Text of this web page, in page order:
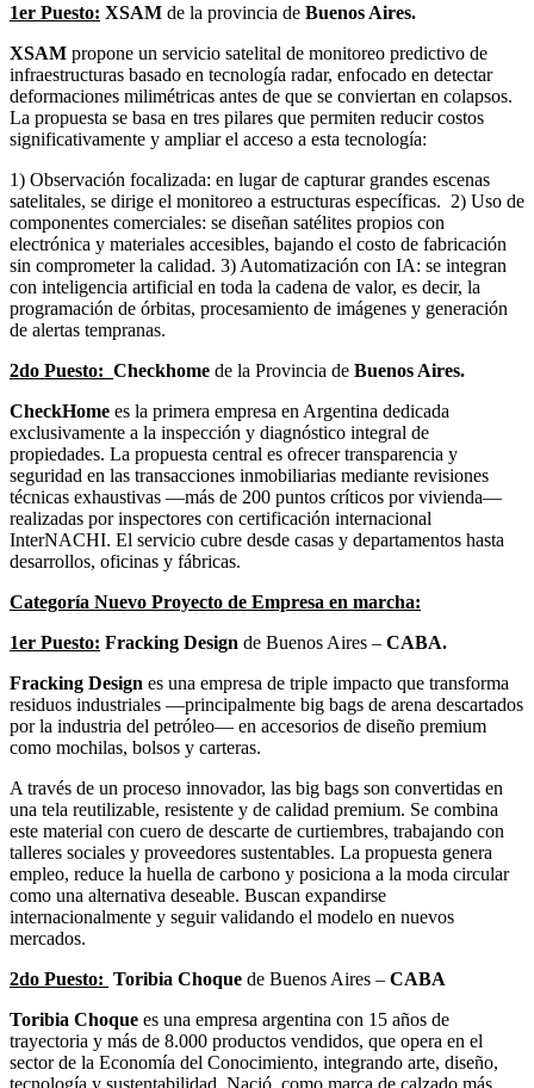
1er Puesto: XSAM de la provincia de Buenos Aires.
XSAM propone un servicio satelital de monitoreo predictivo de
infraestructuras basado en tecnología radar, enfocado en detectar
deformaciones milimétricas antes de que se conviertan en colapsos.
La propuesta se basa en tres pilares que permiten reducir costos
significativamente y ampliar el acceso a esta tecnología:
1) Observación focalizada: en lugar de capturar grandes escenas
satelitales, se dirige el monitoreo a estructuras específicas. 2) Uso de
componentes comerciales: se diseñan satélites propios con
electrónica y materiales accesibles, bajando el costo de fabricación
sin comprometer la calidad. 3) Automatización con IA: se integran
con inteligencia artificial en toda la cadena de valor, es decir, la
programación de órbitas, procesamiento de imágenes y generación
de alertas tempranas.
2do Puesto: Checkhome de la Provincia de Buenos Aires.
CheckHome es la primera empresa en Argentina dedicada
exclusivamente a la inspección y diagnóstico integral de
propiedades. La propuesta central es ofrecer transparencia y
seguridad en las transacciones inmobiliarias mediante revisiones
técnicas exhaustivas ―más de 200 puntos críticos por vivienda―
realizadas por inspectores con certificación internacional
InterNACHI. El servicio cubre desde casas y departamentos hasta
desarrollos, oficinas y fábricas.
Categoría Nuevo Proyecto de Empresa en marcha:
1er Puesto: Fracking Design de Buenos Aires – CABA.
Fracking Design es una empresa de triple impacto que transforma
residuos industriales —principalmente big bags de arena descartados
por la industria del petróleo— en accesorios de diseño premium
como mochilas, bolsos y carteras.
A través de un proceso innovador, las big bags son convertidas en
una tela reutilizable, resistente y de calidad premium. Se combina
este material con cuero de descarte de curtiembres, trabajando con
talleres sociales y proveedores sustentables. La propuesta genera
empleo, reduce la huella de carbono y posiciona a la moda circular
como una alternativa deseable. Buscan expandirse
internacionalmente y seguir validando el modelo en nuevos
mercados.
2do Puesto: Toribia Choque de Buenos Aires – CABA
Toribia Choque es una empresa argentina con 15 años de
trayectoria y más de 8.000 productos vendidos, que opera en el
sector de la Economía del Conocimiento, integrando arte, diseño,
tecnología y sustentabilidad. Nació como marca de calzado más